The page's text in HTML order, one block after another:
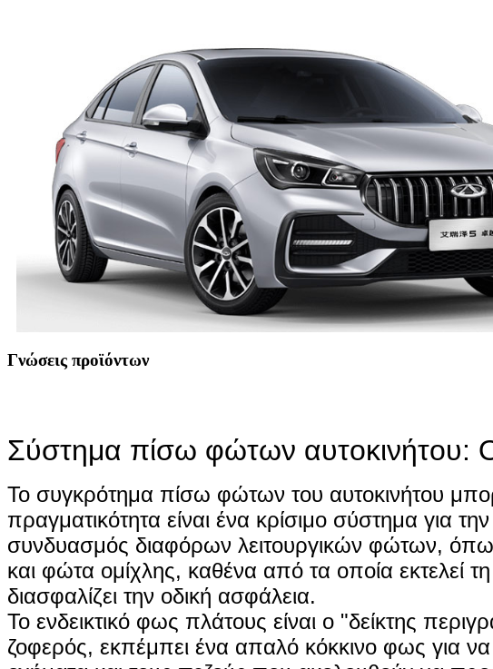
Γνώσεις προϊόντων
Σύστημα πίσω φώτων αυτοκινήτου:
Το συγκρότημα πίσω φώτων του αυτοκινήτου
πραγματικότητα είναι ένα κρίσιμο σύστημα για
συνδυασμός διαφόρων λειτουργικών φώτων,
και φώτα ομίχλης, καθένα από τα οποία εκτελεί
διασφαλίζει την οδική ασφάλεια.
Το ενδεικτικό φως πλάτους είναι ο "δείκτης
ζοφερός, εκπέμπει ένα απαλό κόκκινο φως για